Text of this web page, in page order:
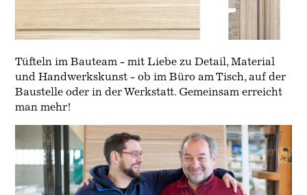
Tüfteln im Bauteam - mit Liebe zu Detail, Material
und Handwerkskunst - ob im Büro am Tisch, auf der
Baustelle oder in der Werkstatt. Gemeinsam erreicht
man mehr!